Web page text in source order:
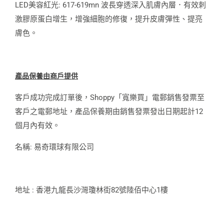
LED美容紅光: 617-619mn 波長穿透深入肌膚內層．有效刺
激膠原蛋白增生，增強細胞的修復，提升皮膚彈性、提亮
膚色。
產品保養由商戶提供
客戶成功完成訂單後，Shoppy「寬樂買」電郵銷售發票至
客戶之電郵地址，產品保養期由銷售發票發出日期起計12
個月內有效。
名稱: 易奇環球有限公司
地址 : 香港九龍長沙灣瓊林街82號陸佰中心1樓